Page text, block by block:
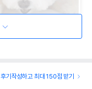
후기작성하고 최대 150점 받기